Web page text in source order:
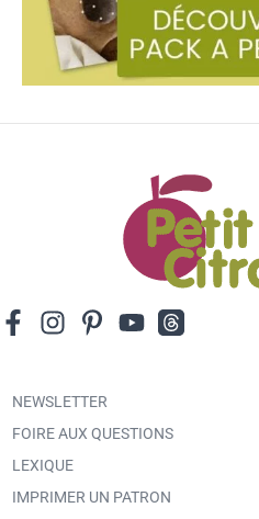
NEWSLETTER
FOIRE AUX QUESTIONS
LEXIQUE
IMPRIMER UN PATRON